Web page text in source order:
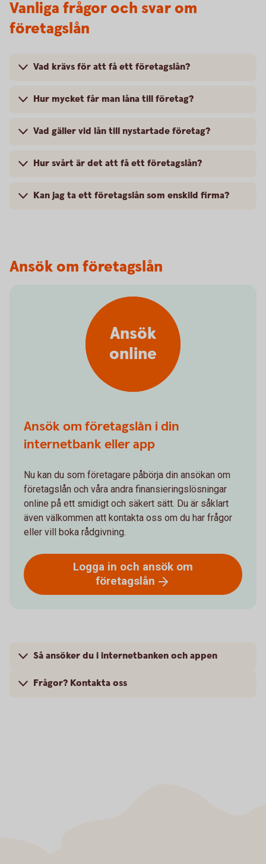
Vanliga frågor och svar om
företagslån
Vad krävs för att få ett företagslån?
Hur mycket får man låna till företag?
Vad gäller vid lån till nystartade företag?
Hur svårt är det att få ett företagslån?
Kan jag ta ett företagslån som enskild firma?
Ansök om företagslån
Ansök om företagslån i din
internetbank eller app
Nu kan du som företagare påbörja din ansökan om
företagslån och våra andra finansieringslösningar
online på ett smidigt och säkert sätt. Du är såklart
även välkommen att kontakta oss om du har frågor
eller vill boka rådgivning.
Logga in och ansök om
företagslån
Ansök
online
Så ansöker du i internetbanken och appen
Frågor? Kontakta oss